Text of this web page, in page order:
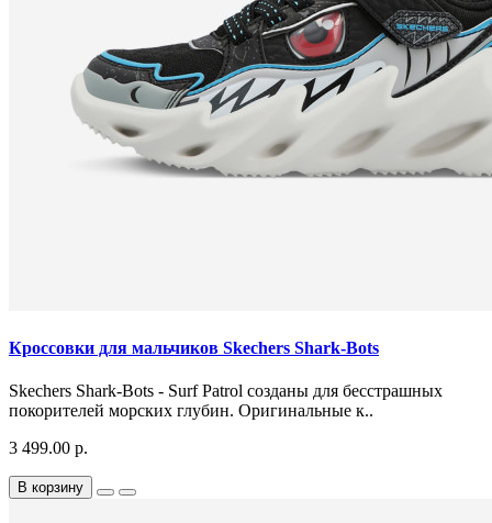
Кроссовки для мальчиков Skechers Shark-Bots
Skechers Shark-Bots - Surf Patrol созданы для бесстрашных
покорителей морских глубин. Оригинальные к..
3 499.00 р.
В корзину